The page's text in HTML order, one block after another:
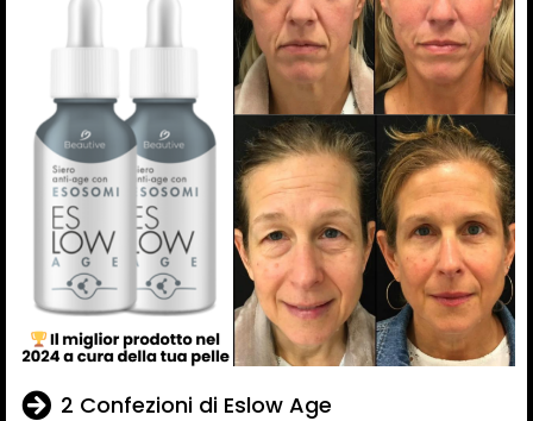
2 Confezioni di Eslow Age